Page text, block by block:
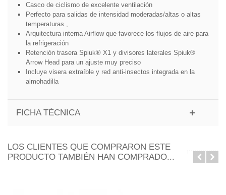
Casco de ciclismo de excelente ventilación
Perfecto para salidas de intensidad moderadas/altas o altas
temperaturas ,
Arquitectura interna Airflow que favorece los flujos de aire para
la refrigeración
Retención trasera Spiuk® X1 y divisores laterales Spiuk®
Arrow Head para un ajuste muy preciso
Incluye visera extraíble y red anti-insectos integrada en la
almohadilla
FICHA TÉCNICA
LOS CLIENTES QUE COMPRARON ESTE
PRODUCTO TAMBIÉN HAN COMPRADO...